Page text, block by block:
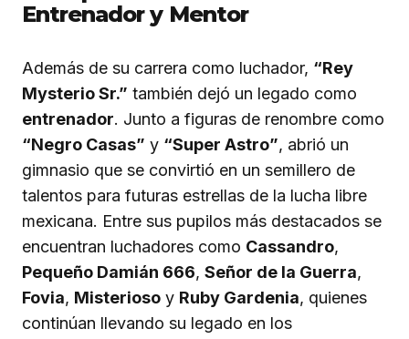
Entrenador y Mentor
Además de su carrera como luchador, “Rey
Mysterio Sr.” también dejó un legado como
entrenador. Junto a figuras de renombre como
“Negro Casas” y “Super Astro”, abrió un
gimnasio que se convirtió en un semillero de
talentos para futuras estrellas de la lucha libre
mexicana. Entre sus pupilos más destacados se
encuentran luchadores como Cassandro,
Pequeño Damián 666, Señor de la Guerra,
Fovia, Misterioso y Ruby Gardenia, quienes
continúan llevando su legado en los